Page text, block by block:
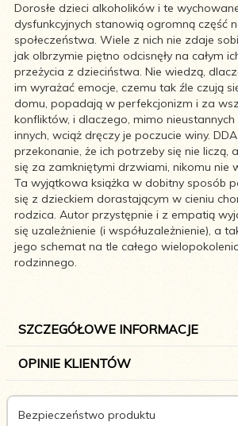
Dorosłe dzieci alkoholików i te
dysfunkcyjnych stanowią ogromną część
społeczeństwa. Wiele z nich nie zdaje
jak olbrzymie piętno odcisnęły na całym
przeżycia z dzieciństwa. Nie wiedzą,
im wyrażać emocje, czemu tak źle czują
domu, popadają w perfekcjonizm i za
konfliktów, i dlaczego, mimo
innych, wciąż dręczy je poczucie winy.
przekonanie, że ich potrzeby się nie liczą,
się za zamkniętymi drzwiami, nikomu nie
Ta wyjątkowa książka w dobitny sposób
się z dzieckiem dorastającym w cieniu
rodzica. Autor przystępnie i z empatią
się uzależnienie (i współuzależnienie), a
jego schemat na tle całego
rodzinnego.
SZCZEGÓŁOWE INFORMACJE
OPINIE KLIENTÓW
Bezpieczeństwo produktu